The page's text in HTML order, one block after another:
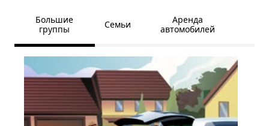
Большие
группы
Семьи
Аренда
автомобилей